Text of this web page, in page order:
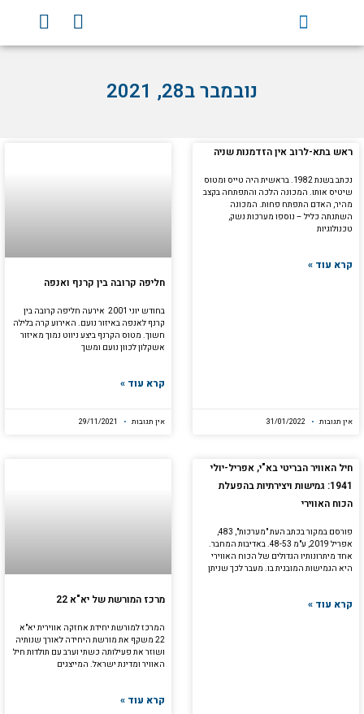
F
a
c
Y
o
u
נובמבר ב28, 2021
ראש בתא-לרוב אין הזדמנות שניה
נכתב בשנת 1982. בראשית היה טייס ומטוס
שיטיס אותו. המכונה הלכה והתפתחה בקצב
מהיר, האדם התפתח פחות. המכונה
השתנתה כליל – נוספו מערכות נשק,
טכנולוגיות
קרא עוד »
אין תגובות
חליפה קרובה בין קרנף ואנפה
בחודש יוני 2001 אירעה חליפה קרובה בין
קרנף לאנפה באיזור נועם. האירוע קרה בלילה
חשוך. מטוס הקרנף ביצע ניווט נמוך מאיזור
אשקלון לכוון נועם ומשך
קרא עוד »
אין תגובות
חיל האוויר הבריטי בא"י, אפריל-יולי
1941: גמישות ויצירתיות בהפעלת
הכוח האווירי
פורסם במקור בכתב העת "מערכות", 483,
אפריל 2019, ע"מ 48-53. באדיבות המחבר.
אחד מיתרונותיו הגדולים של הכוח האווירי
היא הגמישות המובנית בו. מעבר לכך שניתן
קרא עוד » מרכז המורשת של יא"א 22
המרכז למורשת יחידת אחזקה אווירית יא"א
22 משקף את מורשת היחידה לאורך שנותיה
ושוזר את פעילותה כשתי וערב עם תולדות חיל
האוויר ומדינת ישראל. המייצגים
קרא עוד »